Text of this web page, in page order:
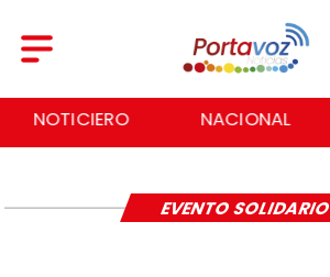
NOTICIERO NACIONAL
EVENTO SOLIDARIO